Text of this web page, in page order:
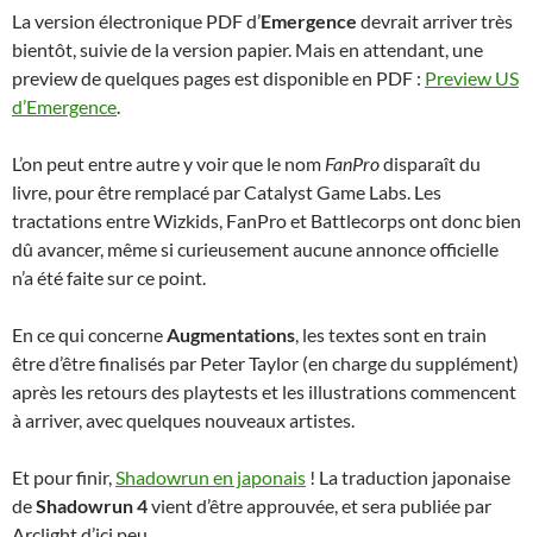
La version électronique PDF d’Emergence devrait arriver très
bientôt, suivie de la version papier. Mais en attendant, une
preview de quelques pages est disponible en PDF : Preview US
d’Emergence.
L’on peut entre autre y voir que le nom FanProdisparaît du
livre, pour être remplacé par Catalyst Game Labs. Les
tractations entre Wizkids, FanPro et Battlecorps ont donc bien
dû avancer, même si curieusement aucune annonce officielle
n’a été faite sur ce point.
En ce qui concerneAugmentations, les textes sont en train
être d’être finalisés par Peter Taylor (en charge du supplément)
après les retours des playtests et les illustrations commencent
à arriver, avec quelques nouveaux artistes.
Et pour finir,Shadowrun en japonais ! La traduction japonaise
deShadowrun 4vient d’être approuvée, et sera publiée par